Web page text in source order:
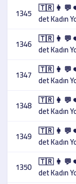
1345 🇹🇷 👩 💬 ❤️
det Kadın
1346 🇹🇷 👩 💬 ❤️
det Kadın
1347 🇹🇷 👩 💬 ❤️
det Kadın
1348 🇹🇷 👩 💬 ❤️
det Kadın
1349 🇹🇷 👩 💬 ❤️
det Kadın
1350 🇹🇷 👩 💬 ❤️
det Kadın